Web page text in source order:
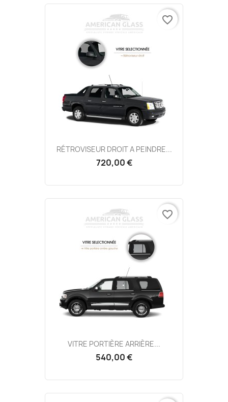
RÉTROVISEUR DROIT A PEINDRE...
720,00 €
favorite_border
VITRE PORTIÈRE ARRIÈRE...
540,00 €
favorite_border